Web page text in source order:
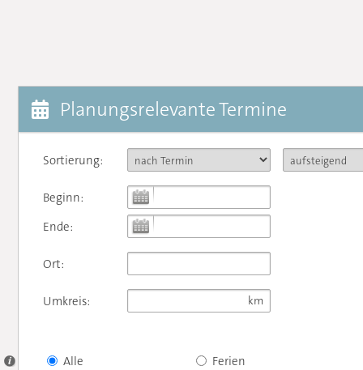
Planungsrelevante Termine
Sortierung:
Beginn:
Ende:
Ort:
Umkreis:
Alle
Ferien